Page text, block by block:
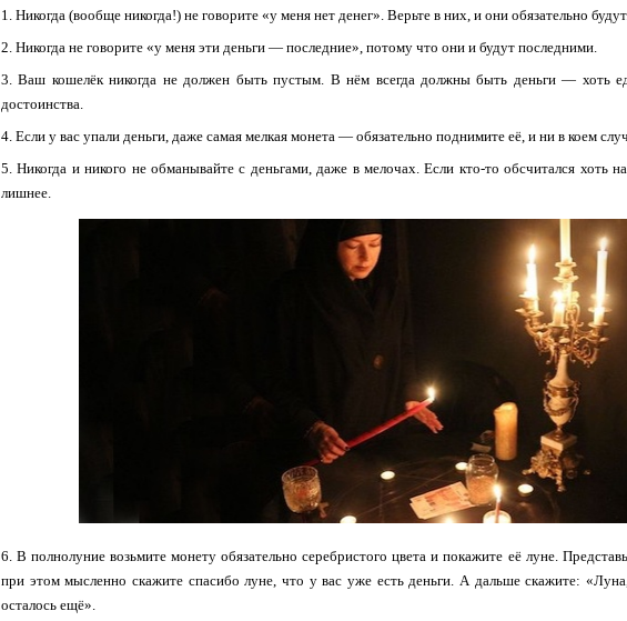
1. Никогда (вообще никогда!) не говорите «у меня нет денег». Верьте в них, и они обязательно
2. Никогда не говорите «у меня эти деньги — последние», потому что они и будут последними.
3. Ваш кошелёк никогда не должен быть пустым. В нём всегда должны быть деньги — хоть
достоинства.
4. Если у вас упали деньги, даже самая мелкая монета — обязательно поднимите её, и ни в коем
5. Никогда и никого не обманывайте с деньгами, даже в мелочах. Если кто-то обсчитался хоть
лишнее.
6. В полнолуние возьмите монету обязательно серебристого цвета и покажите её луне.
при этом мысленно скажите спасибо луне, что у вас уже есть деньги. А дальше скажите:
осталось ещё».